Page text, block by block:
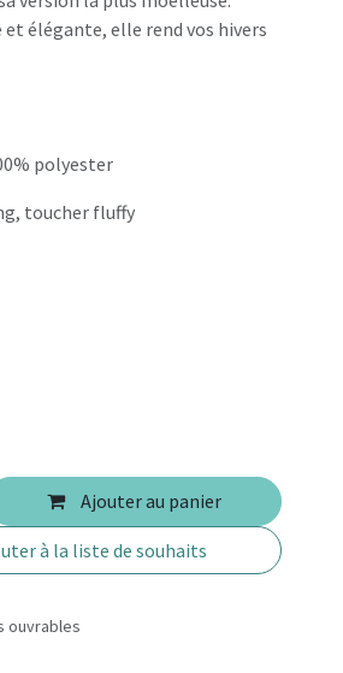
et élégante, elle rend vos hivers
polyester
toucher fluffy
Ajouter au panier
à la liste de souhaits
ouvrables